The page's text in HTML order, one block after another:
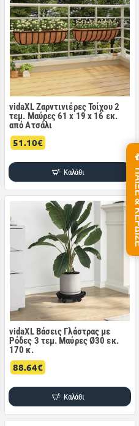
vidaXL Ζαρντινιέρες Τοίχου 2
τεμ. Μαύρες 61 x 19 x 16 εκ.
από Ατσάλι
51.10€
Καλάθι
vidaXL Βάσεις Γλάστρας με
Ρόδες 3 τεμ. Μαύρες Ø30 εκ.
170 κ.
88.64€
Καλάθι